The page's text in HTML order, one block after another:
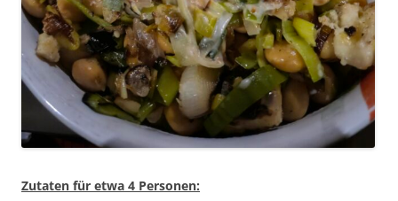
Zutaten für etwa 4 Personen: